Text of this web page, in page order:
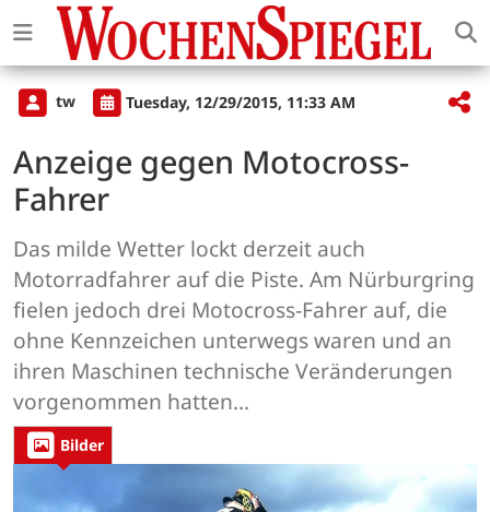
tw Tuesday, 12/29/2015, 11:33 AM
Anzeige gegen Motocross-
Fahrer
Das milde Wetter lockt derzeit auch
Motorradfahrer auf die Piste. Am Nürburgring
fielen jedoch drei Motocross-Fahrer auf, die
ohne Kennzeichen unterwegs waren und an
ihren Maschinen technische Veränderungen
vorgenommen hatten...
Bilder